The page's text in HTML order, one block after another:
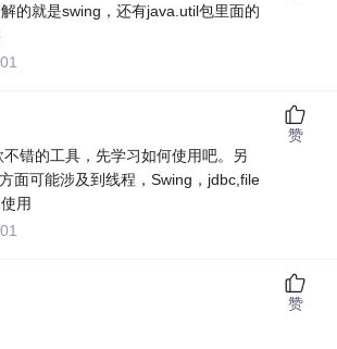
的就是swing，还有java.util包里面的
错的工具，先学习如何使用吧。另
面可能涉及到线程，Swing，jdbc,file
用
赞
赞